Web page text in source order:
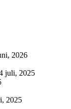
2026
juli, 2025
2025